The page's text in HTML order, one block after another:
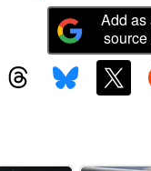
Add as